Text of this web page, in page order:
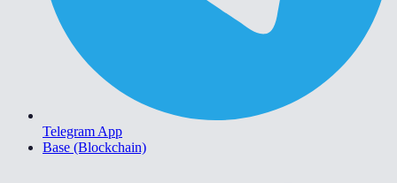
Telegram App
Base (Blockchain)